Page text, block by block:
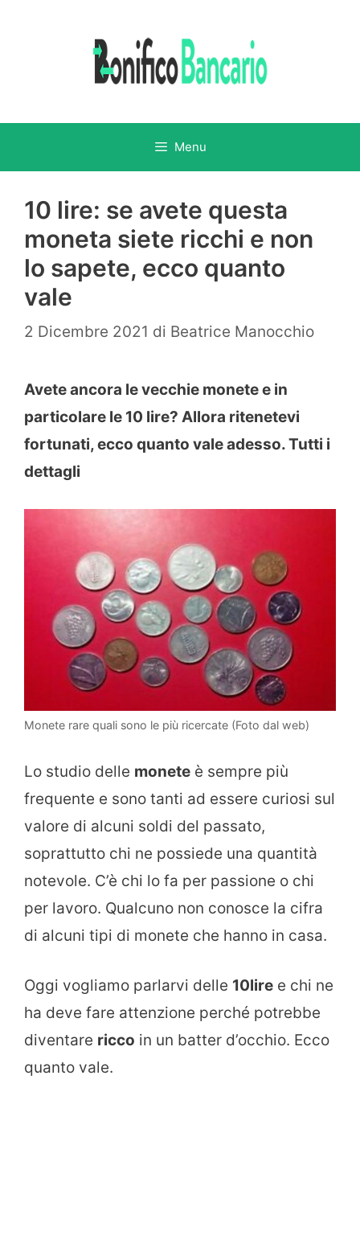
Menu
10 lire: se avete questa
moneta siete ricchi e non
lo sapete, ecco quanto
vale
2 Dicembre 2021 di Beatrice Manocchio
Avete ancora le vecchie monete e in
particolare le 10 lire? Allora ritenetevi
fortunati, ecco quanto vale adesso. Tutti i
dettagli
Monete rare quali sono le più ricercate (Foto dal web)
Lo studio delle monete è sempre più
frequente e sono tanti ad essere curiosi sul
valore di alcuni soldi del passato,
soprattutto chi ne possiede una quantità
notevole. C’è chi lo fa per passione o chi
per lavoro. Qualcuno non conosce la cifra
di alcuni tipi di monete che hanno in casa.
Oggi vogliamo parlarvi delle 10lire e chi ne
ha deve fare attenzione perché potrebbe
diventare ricco in un batter d’occhio. Ecco
quanto vale.